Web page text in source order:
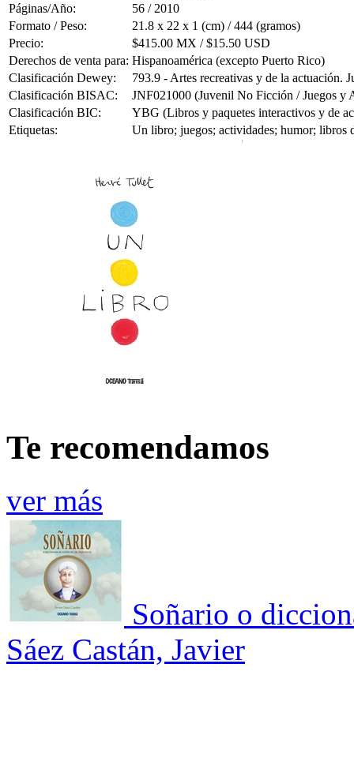
Páginas/Año:
56 / 2010
Formato / Peso:
21.8 x 22 x 1 (cm) / 444 (gramos)
Precio:
$415.00 MX / $15.50 USD
Derechos de venta para: Hispanoamérica (excepto Puerto Rico)
Clasificación Dewey:
793.9 - Artes recreativas y de la actuación.
Clasificación BISAC:
JNF021000 (Juvenil No Ficción / Juegos y
Clasificación BIC:
YBG (Libros y paquetes interactivos y de
Etiquetas:
Un libro; juegos; actividades; humor; libros
Te recomendamos
ver más
Soñario o
Sáez Castán, Javier